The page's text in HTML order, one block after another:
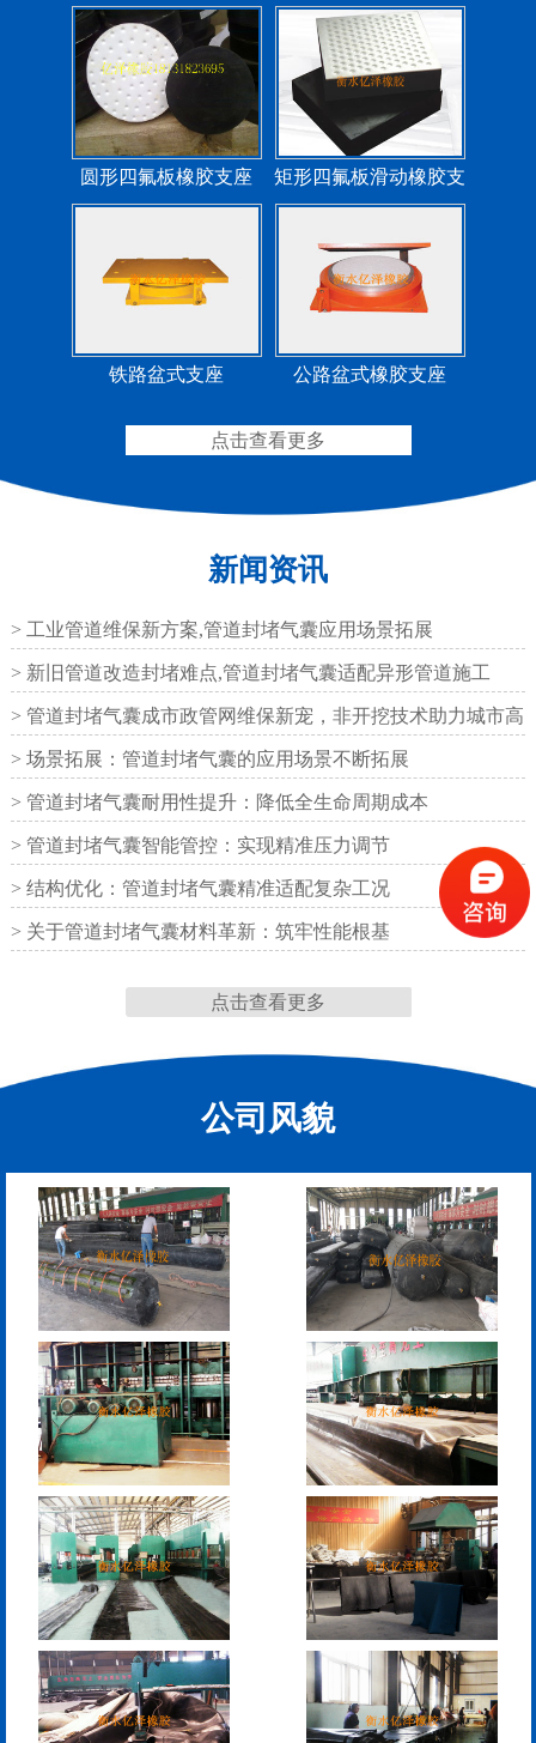
圆形四氟板橡胶支座
矩形四氟板滑动橡胶支
座
铁路盆式支座 公路盆式橡胶支座
抗震盆式支座
C40、60、80型桥梁伸
F40、60、80型桥梁伸缩
缝
E40、60、80型桥梁伸缩
缝
缩缝
L型桥梁伸缩缝 Z型桥梁伸缩缝
板式橡胶伸缩缝 C型桥梁伸缩缝
点击查看更多
新闻资讯
> 工业管道维保新方案,管道封堵气囊应用场景拓展
> 新旧管道改造封堵难点,管道封堵气囊适配异形管道施工
> 管道封堵气囊成市政管网维保新宠，非开挖技术助力城市高
效运
> 场景拓展：管道封堵气囊的应用场景不断拓展
> 管道封堵气囊耐用性提升：降低全生命周期成本
> 管道封堵气囊智能管控：实现精准压力调节
> 结构优化：管道封堵气囊精准适配复杂工况
> 关于管道封堵气囊材料革新：筑牢性能根基
点击查看更多
公司风貌